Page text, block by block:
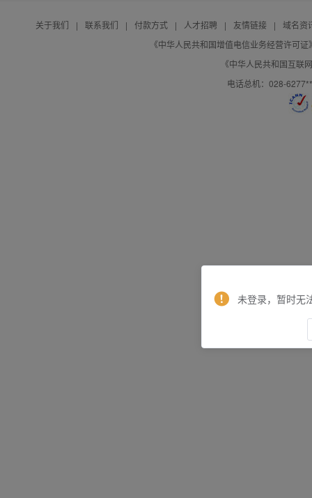
关于我们 | 联系我们 | 付款方式 | 人才招聘 | 友情链接 |
域名资
《中华人民共和国增值电信业务经营许可
《中华人民共和国互联
电话总机：028-
未登录，暂时无